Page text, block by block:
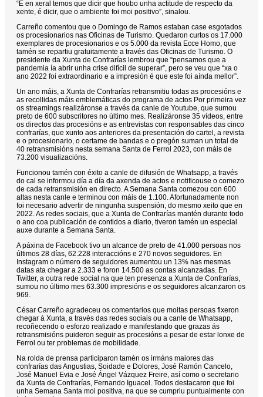
“E en xeral temos que dicir que houbo unha actitude de respecto da
xente, é dicir, que o ambiente foi moi positivo”, sinalou.
Carreño comentou que o Domingo de Ramos estaban case esgotados
os procesionarios nas Oficinas de Turismo. Quedaron curtos os 17.000
exemplares de procesionarios e os 5.000 da revista Ecce Homo, que
tamén se repartiu gratuitamente a través das Oficinas de Turismo. O
presidente da Xunta de Confrarías lembrou que “pensamos que a
pandemia ía abrir unha crise difícil de superar”, pero se veu que “xa o
ano 2022 foi extraordinario e a impresión é que este foi aínda mellor”.
Un ano máis, a Xunta de Confrarías retransmitiu todas as procesións e
as recollidas máis emblemáticas do programa de actos Por primeira vez
os streamings realizáronse a través da canle de Youtube, que sumou
preto de 600 subscritores no último mes. Realizáronse 35 vídeos, entre
os directos das procesións e as entrevistas con responsables das cinco
confrarías, que xunto aos anteriores da presentación do cartel, a revista
e o procesionario, o certame de bandas e o pregón suman un total de
40 retransmisións nesta semana Santa de Ferrol 2023, con máis de
73.200 visualizacións.
Funcionou tamén con éxito a canle de difusión de Whatsapp, a través
do cal se informou día a día da axenda de actos e notificouse o comezo
de cada retransmisión en directo. A Semana Santa comezou con 600
altas nesta canle e terminou con máis de 1.100. Afortunadamente non
foi necesario advertir de ningunha suspensión, do mesmo xeito que en
2022. As redes sociais, que a Xunta de Confrarías mantén durante todo
o ano coa publicación de contidos a diario, tiveron tamén un especial
auxe durante a Semana Santa.
A páxina de Facebook tivo un alcance de preto de 41.000 persoas nos
últimos 28 días, 62.228 interaccións e 270 novos seguidores. En
Instagram o número de seguidores aumentou un 13% nas mesmas
datas ata chegar a 2.333 e foron 14.500 as contas alcanzadas. En
Twitter, a outra rede social na que ten presenza a Xunta de Confrarías,
sumou no último mes 63.300 impresións e os seguidores alcanzaron os
969.
César Carreño agradeceu os comentarios que moitas persoas fixeron
chegar á Xunta, a través das redes sociais ou a canle de Whatsapp,
recoñecendo o esforzo realizado e manifestando que grazas ás
retransmisións puideron seguir as procesións a pesar de estar lonxe de
Ferrol ou ter problemas de mobilidade.
Na rolda de prensa participaron tamén os irmáns maiores das
confrarías das Angustias, Soidade e Dolores, José Ramón Cancelo,
José Manuel Evia e José Ángel Vázquez Freire, así como o secretario
da Xunta de Confrarías, Fernando Iguacel. Todos destacaron que foi
unha Semana Santa moi positiva, na que se cumpriu puntualmente con